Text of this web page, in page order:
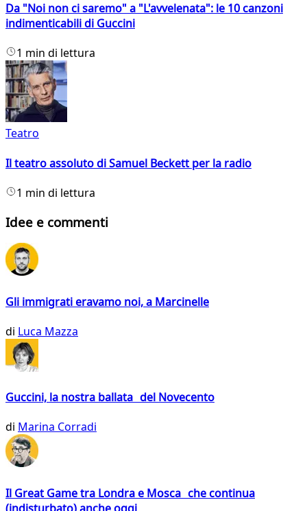
Da "Noi non ci saremo" a "L'avvelenata": le 10 canzoni
indimenticabili di Guccini
1 min di lettura
Teatro
Il teatro assoluto di Samuel Beckett per la radio
1 min di lettura
Idee e commenti
Gli immigrati eravamo noi, a Marcinelle
di Luca Mazza
Guccini, la nostra ballata del Novecento
di Marina Corradi
Il Great Game tra Londra e Mosca che continua
(indisturbato) anche oggi